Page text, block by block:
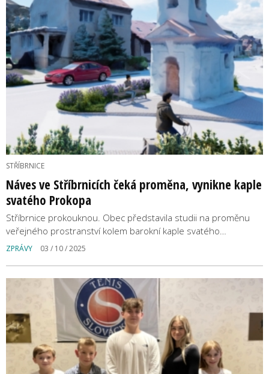
STŘÍBRNICE
Náves ve Stříbrnicích čeká proměna, vynikne kaple
svatého Prokopa
Stříbrnice prokouknou. Obec představila studii na proměnu
veřejného prostranství kolem barokní kaple svatého…
ZPRÁVY 03 / 10 / 2025